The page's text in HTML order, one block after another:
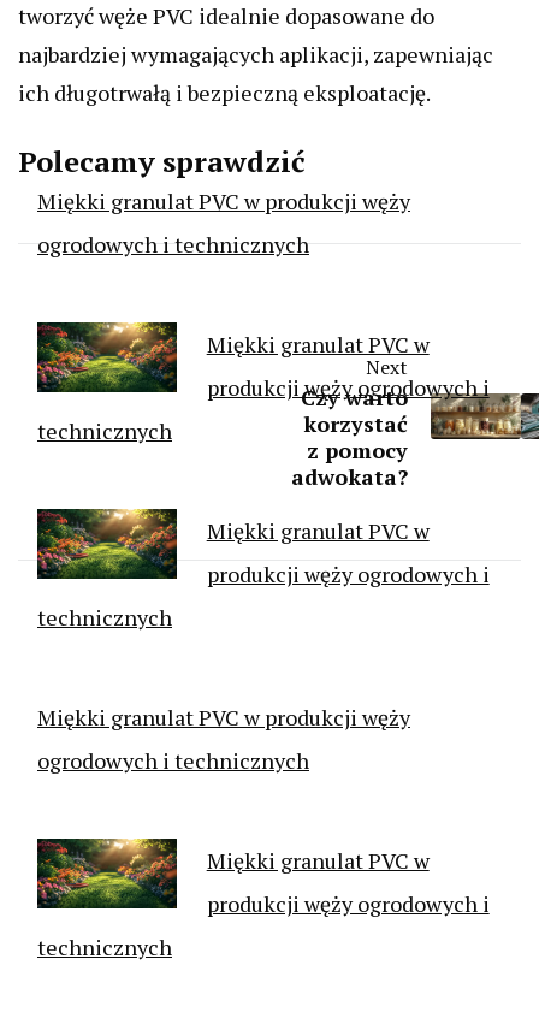
tworzyć węże PVC idealnie dopasowane do
najbardziej wymagających aplikacji, zapewniając
ich długotrwałą i bezpieczną eksploatację.
Polecamy sprawdzić
Miękki granulat PVC w produkcji węży
ogrodowych i technicznych
Miękki granulat PVC w
produkcji węży ogrodowych i
technicznych
Miękki granulat PVC w
produkcji węży ogrodowych i
technicznych
Miękki granulat PVC w produkcji węży
ogrodowych i technicznych
Miękki granulat PVC w
produkcji węży ogrodowych i
technicznych
Next
Czy warto
korzystać
z pomocy
adwokata?